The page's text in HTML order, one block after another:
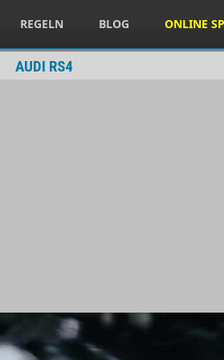
REGELN BLOG ONLINE
AUDI RS4